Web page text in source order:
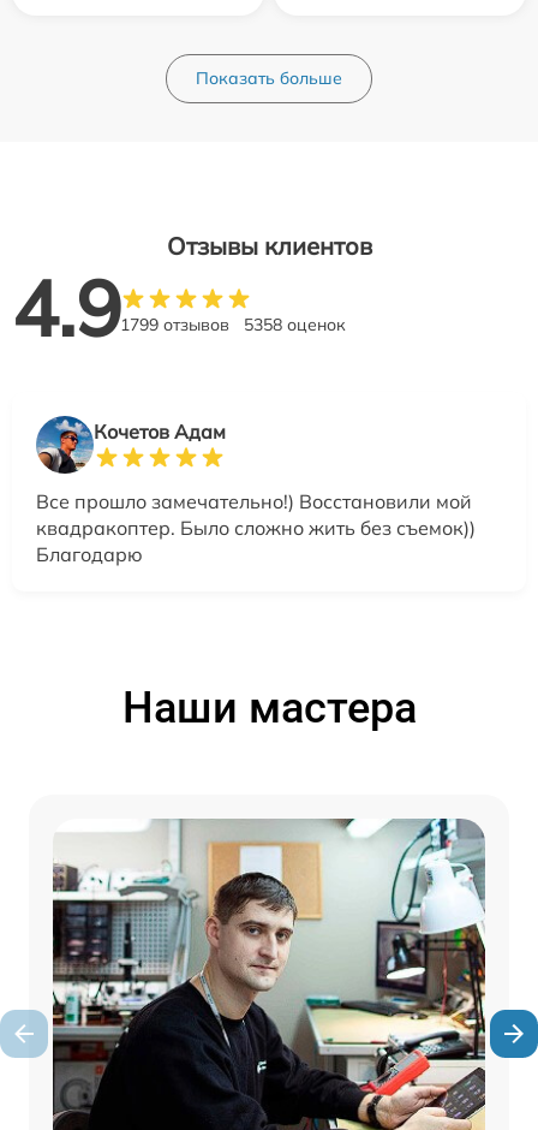
Показать больше
Отзывы клиентов
4.91799 отзывов 5358 оценок
Кочетов Адам
Все прошло замечательно!) Восстановили мой
квадракоптер. Было сложно жить без съемок))
Благодарю
Наши мастера